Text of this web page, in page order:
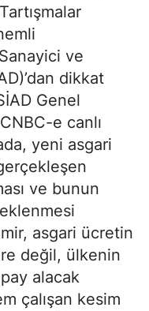
ve
dikkat
Genel
e canlı
yeni asgari
ve bunun
asgari ücretin
değil, ülkenin
alacak
çalışan kesim